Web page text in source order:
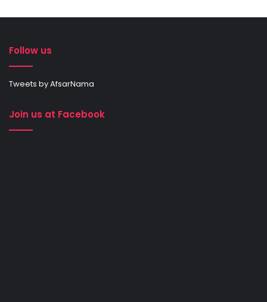
Follow us
Tweets by AfsarNama
Join us at Facebook